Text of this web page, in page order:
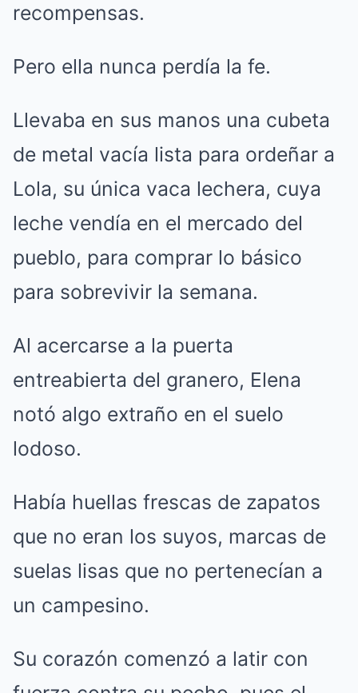
recompensas.
Pero ella nunca perdía la fe.
Llevaba en sus manos una cubeta
de metal vacía lista para ordeñar a
Lola, su única vaca lechera, cuya
leche vendía en el mercado del
pueblo, para comprar lo básico
para sobrevivir la semana.
Al acercarse a la puerta
entreabierta del granero, Elena
notó algo extraño en el suelo
lodoso.
Había huellas frescas de zapatos
que no eran los suyos, marcas de
suelas lisas que no pertenecían a
un campesino.
Su corazón comenzó a latir con